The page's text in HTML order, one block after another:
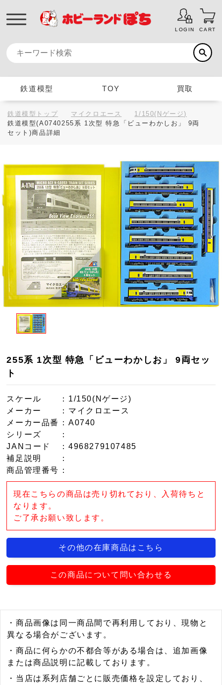
LOGIN CART
鉄道模型 TOY 買取
鉄道模型トップ マイクロエース
1/150(Nゲージ)
鉄道模型(A0740255系 1次型 特急「ビューわかしお」 9両
セット)商品詳細
255系 1次型 特急「ビューわかしお」 9両セッ
ト
スケール
：1/150(Nゲージ)
メーカー
：マイクロエース
メーカー品番
：A0740
シリーズ
：
JANコード
：4968279107485
補足説明
：
商品管理番号 ：
現在こちらの商品は売り切れており、入荷待ちと
なります。
ご了承お願い致します。
その他の在庫商品はこちら
この商品について問い合わせる
・商品画像は同一商品間で再利用しており、現物と
異なる場合がございます。
・商品に何らかの不都合等がある場合は、追加画像
または商品説明に記載しております。
・当店は系列店舗ごとに販売価格を設定しており、